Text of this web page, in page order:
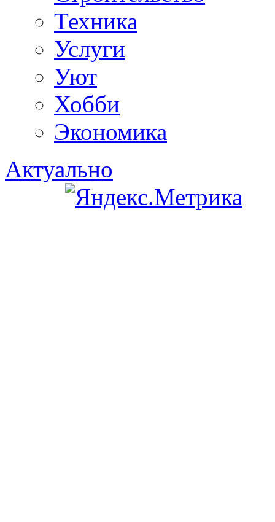
Техника
Услуги
Уют
Хобби
Экономика
Актуально